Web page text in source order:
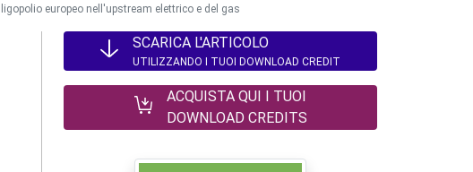
europeo nell'upstream elettrico e del gas
SCARICA L'ARTICOLO
UTILIZZANDO I TUOI DOWNLOAD CREDIT
ACQUISTA QUI I TUOI
DOWNLOAD CREDITS